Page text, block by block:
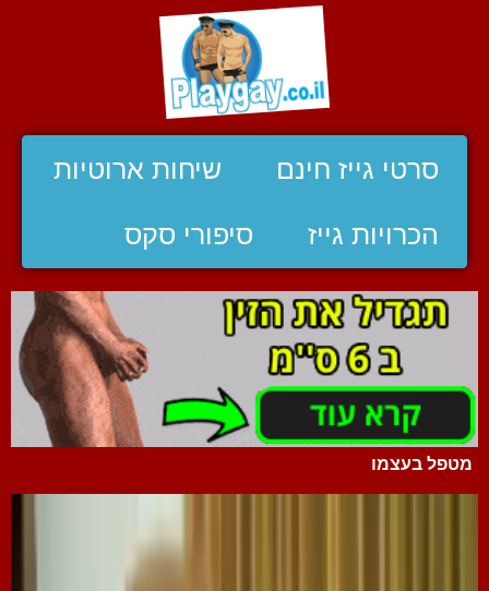
סרטי גייז חינם שיחות ארוטיות
הכרויות גייז סיפורי סקס
מטפל בעצמו